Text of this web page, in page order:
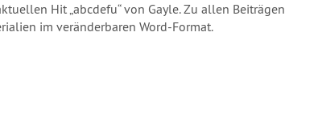
Hit „abcdefu“ von Gayle. Zu allen Beiträgen
im veränderbaren Word-Format.